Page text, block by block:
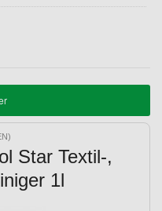
Star Textil-,
1l